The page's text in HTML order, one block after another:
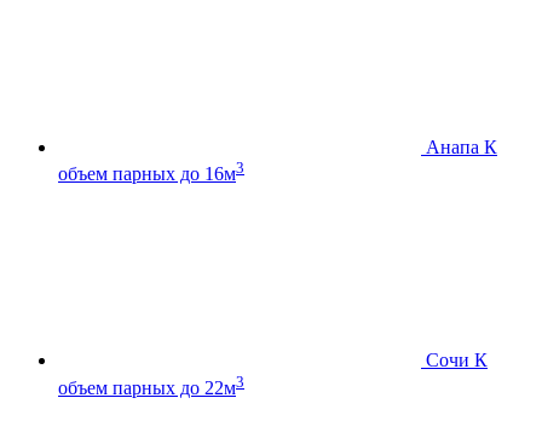
Анапа К
объем парных до 16м3
Сочи К
объем парных до 22м3